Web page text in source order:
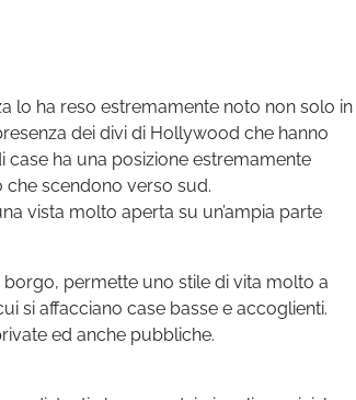
lo ha reso estremamente noto non solo in
dei divi di Hollywood che hanno
ha una posizione estremamente
scendono verso sud.
vista molto aperta su un’ampia parte
permette uno stile di vita molto a
si affacciano case basse e accoglienti.
ed anche pubbliche.